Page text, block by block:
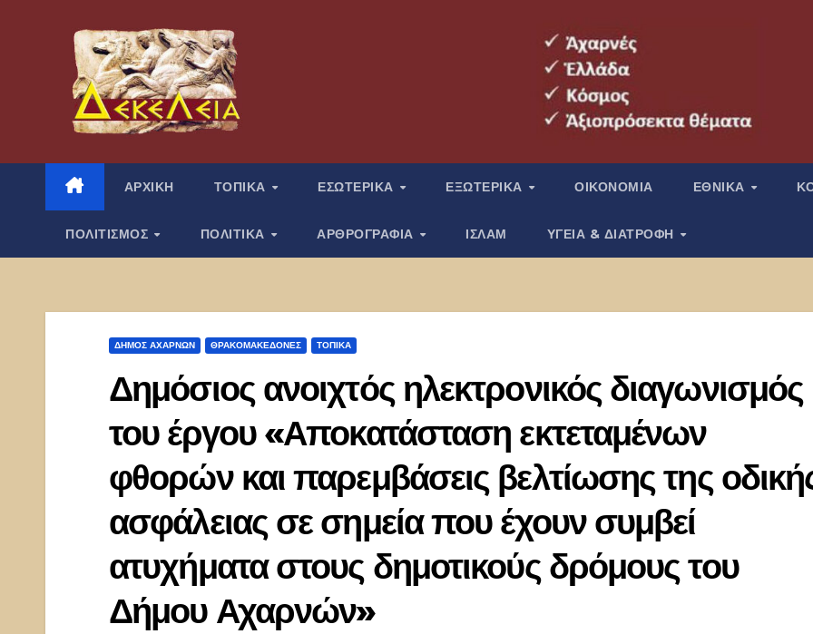
περιεχόμενο
ΑΡΧΙΚΗ ΤΟΠΙΚΑ ΕΣΩΤΕΡΙΚΑ ΕΞΩΤΕΡΙΚΑ ΟΙΚΟΝΟΜΙΑ ΕΘΝΙΚΑ
ΠΟΛΙΤΙΣΜΟΣ ΠΟΛΙΤΙΚΑ ΑΡΘΡΟΓΡΑΦΙΑ ΙΣΛΑΜ ΥΓΕΙΑ & ΔΙΑΤΡΟΦΗ
ΔΉΜΟΣ ΑΧΑΡΝΏΝ ΘΡΑΚΟΜΑΚΕΔΌΝΕΣ ΤΟΠΙΚΑ
Δημόσιος ανοιχτός ηλεκτρονικός διαγωνισμός
του έργου «Αποκατάσταση εκτεταμένων
φθορών και παρεμβάσεις βελτίωσης της
ασφάλειας σε σημεία που έχουν συμβεί
ατυχήματα στους δημοτικούς δρόμους του
Δήμου Αχαρνών»